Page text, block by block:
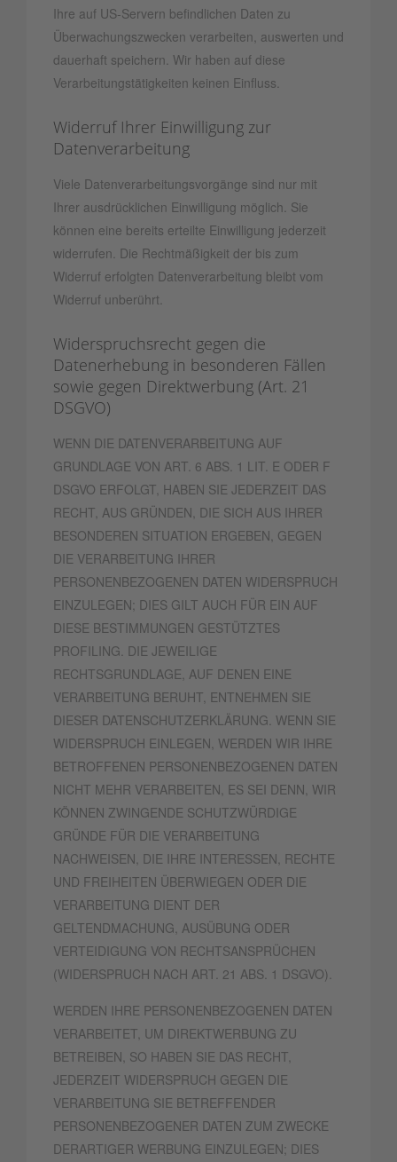
Ihre auf US-Servern befindlichen Daten zu
Überwachungszwecken verarbeiten, auswerten und
dauerhaft speichern. Wir haben auf diese
Verarbeitungstätigkeiten keinen Einfluss.
Widerruf Ihrer Einwilligung zur
Datenverarbeitung
Viele Datenverarbeitungsvorgänge sind nur mit
Ihrer ausdrücklichen Einwilligung möglich. Sie
können eine bereits erteilte Einwilligung jederzeit
widerrufen. Die Rechtmäßigkeit der bis zum
Widerruf erfolgten Datenverarbeitung bleibt vom
Widerruf unberührt.
Widerspruchsrecht gegen die
Datenerhebung in besonderen Fällen
sowie gegen Direktwerbung (Art. 21
DSGVO)
WENN DIE DATENVERARBEITUNG AUF
GRUNDLAGE VON ART. 6 ABS. 1 LIT. E ODER F
DSGVO ERFOLGT, HABEN SIE JEDERZEIT DAS
RECHT, AUS GRÜNDEN, DIE SICH AUS IHRER
BESONDEREN SITUATION ERGEBEN, GEGEN
DIE VERARBEITUNG IHRER
PERSONENBEZOGENEN DATEN WIDERSPRUCH
EINZULEGEN; DIES GILT AUCH FÜR EIN AUF
DIESE BESTIMMUNGEN GESTÜTZTES
PROFILING. DIE JEWEILIGE
RECHTSGRUNDLAGE, AUF DENEN EINE
VERARBEITUNG BERUHT, ENTNEHMEN SIE
DIESER DATENSCHUTZERKLÄRUNG. WENN SIE
WIDERSPRUCH EINLEGEN, WERDEN WIR IHRE
BETROFFENEN PERSONENBEZOGENEN DATEN
NICHT MEHR VERARBEITEN, ES SEI DENN, WIR
KÖNNEN ZWINGENDE SCHUTZWÜRDIGE
GRÜNDE FÜR DIE VERARBEITUNG
NACHWEISEN, DIE IHRE INTERESSEN, RECHTE
UND FREIHEITEN ÜBERWIEGEN ODER DIE
VERARBEITUNG DIENT DER
GELTENDMACHUNG, AUSÜBUNG ODER
VERTEIDIGUNG VON RECHTSANSPRÜCHEN
(WIDERSPRUCH NACH ART. 21 ABS. 1 DSGVO).
WERDEN IHRE PERSONENBEZOGENEN DATEN
VERARBEITET, UM DIREKTWERBUNG ZU
BETREIBEN, SO HABEN SIE DAS RECHT,
JEDERZEIT WIDERSPRUCH GEGEN DIE
VERARBEITUNG SIE BETREFFENDER
PERSONENBEZOGENER DATEN ZUM ZWECKE
DERARTIGER WERBUNG EINZULEGEN; DIES